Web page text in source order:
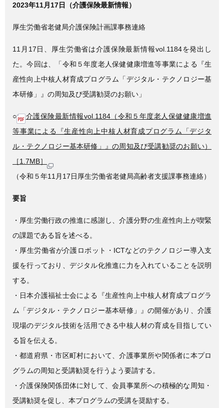
c
e
b
o
o
k
tt
er
e
2023年11月17日（介護保険最新情報）
厚生労働省老健局介護保険計画課事務連絡
11月17日、厚生労働省は介護保険最新情報vol.1184を発出し
た。今回は、「令和５年度老人保健健康増進等事業による『生
産性向上中核人材育成プログラム「デジタル・テクノロジー基
本研修」』の周知及び受講勧奨のお願い」
○
介護保険最新情報vol.1184（令和５年度老人保健健康増進
等事業による『生産性向上中核人材育成プログラム「デジタ
ル・テクノロジー基本研修」』の周知及び受講勧奨のお願い）
［1.7MB］
（令和５年11月17日厚生労働省老健局高齢者支援課事務連絡）
要旨
・厚生労働行政の推進に感謝し、介護分野の生産性向上が喫緊
の課題である旨を述べる。
・厚生労働省が介護ロボット・ICTなどのテクノロジー導入支
援を行っており、デジタル化推進に力を入れていることを説明
する。
・日本介護福祉士会による『生産性向上中核人材育成プログラ
ム「デジタル・テクノロジー基本研修」』の開催があり、介護
現場のデジタル技術を活用できる中核人材の育成を目指してい
る旨を伝える。
・都道府県・市区町村において、介護事業所や関係者に本プロ
グラムの周知と受講勧奨を行うよう要請する。
・介護保険関係団体に対して、会員事業所への積極的な周知・
受講勧奨を促し、本プログラムの受講を奨励する。